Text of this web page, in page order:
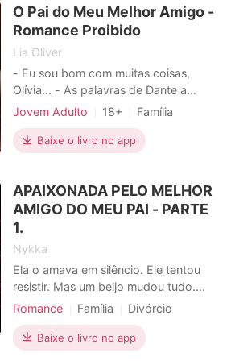
O Pai do Meu Melhor Amigo -
Romance Proibido
Lia Oliver
- Eu sou bom com muitas coisas,
Olívia... - As palavras de Dante a
fizeram corar. - E se você quiser, eu
que me mostre... - Ela ousou em levar
suas próprias mãos até os braços
veia saliente, até chegar em seu
bíceps bem definido. E
Jovem Adulto 18+
Família
Relacionamento secreto
Amor a primeira vista
Paixão / Erótica
Local de trabalho
Urbano
Baixe o livro no app
APAIXONADA PELO MELHOR
AMIGO DO MEU PAI - PARTE
1.
Nykka
Ela o amava em silêncio. Ele tentou
resistir. Mas um beijo mudou tudo.
Mally O'Brien cresceu admirando
seu pai. O que parecia uma paixão
impossível se transforma em um
Romance Família
Divórcio
Amor a primeira vista
Advogados
Encantadora
Baixe o livro no app